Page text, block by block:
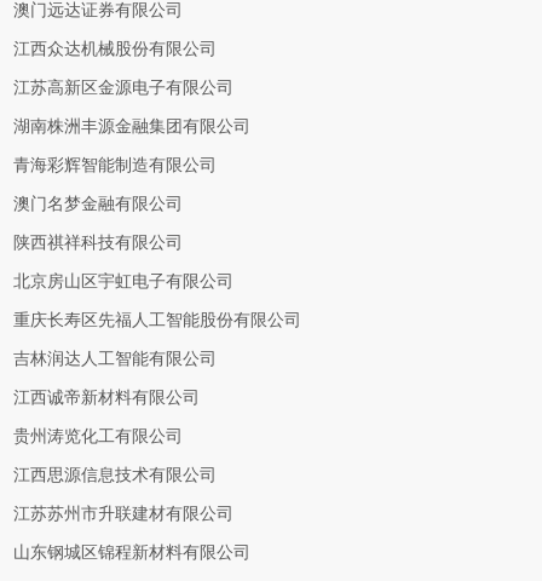
澳门远达证券有限公司
江西众达机械股份有限公司
江苏高新区金源电子有限公司
湖南株洲丰源金融集团有限公司
青海彩辉智能制造有限公司
澳门名梦金融有限公司
陕西祺祥科技有限公司
北京房山区宇虹电子有限公司
重庆长寿区先福人工智能股份有限公司
吉林润达人工智能有限公司
江西诚帝新材料有限公司
贵州涛览化工有限公司
江西思源信息技术有限公司
江苏苏州市升联建材有限公司
山东钢城区锦程新材料有限公司